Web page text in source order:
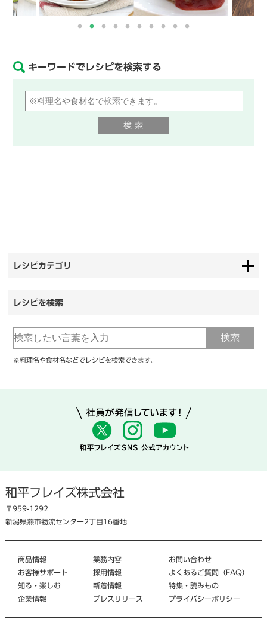
キーワードでレシピを検索する
レシピカテゴリ
レシピを検索
※料理名や食材名などでレシピを検索できます。
和平フレイズ株式会社
〒959-1292
新潟県燕市物流センター2丁目16番地
商品情報
お客様サポート
知る・楽しむ
企業情報
業務内容
採用情報
新着情報
プレスリリース
お問い合わせ
よくあるご質問（FAQ）
特集・読みもの
プライバシーポリシー